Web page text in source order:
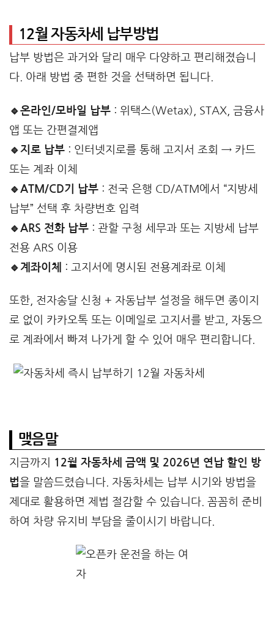
12월 자동차세 납부방법
납부 방법은 과거와 달리 매우 다양하고 편리해졌습니
다. 아래 방법 중 편한 것을 선택하면 됩니다.
🔹온라인/모바일 납부 : 위택스(Wetax), STAX, 금융사
앱 또는 간편결제앱
🔹지로 납부 : 인터넷지로를 통해 고지서 조회 → 카드
또는 계좌 이체
🔹ATM/CD기 납부 : 전국 은행 CD/ATM에서 “지방세
납부” 선택 후 차량번호 입력
🔹ARS 전화 납부 : 관할 구청 세무과 또는 지방세 납부
전용 ARS 이용
🔹계좌이체
: 고지서에 명시된 전용계좌로 이체
또한, 전자송달 신청 + 자동납부 설정을 해두면 종이지
로 없이 카카오톡 또는 이메일로 고지서를 받고, 자동으
로 계좌에서 빠져 나가게 할 수 있어 매우 편리합니다.
맺음말
지금까지
12월 자동차세 금액 및 2026년 연납 할인 방
법을 말씀드렸습니다. 자동차세는 납부 시기와 방법을
제대로 활용하면 제법 절감할 수 있습니다. 꼼꼼히 준비
하여 차량 유지비 부담을 줄이시기 바랍니다.